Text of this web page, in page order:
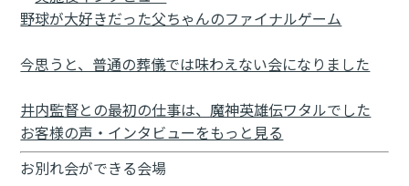
野球が大好きだった父ちゃんのファイナルゲーム
今思うと、普通の葬儀では味わえない会になりました
井内監督との最初の仕事は、魔神英雄伝ワタルでした
お客様の声・インタビューをもっと見る
お別れ会ができる会場